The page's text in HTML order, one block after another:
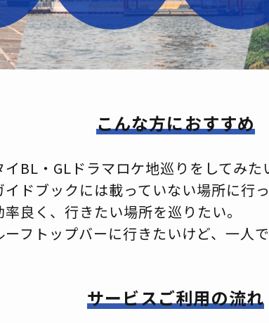
こんな方におすすめ
イBL・GLドラマロケ地巡りをしてみた
イドブックには載っていない場所に行っ
率良く、行きたい場所を巡りたい。
ーフトップバーに行きたいけど、一人で
サービスご利用の流れ